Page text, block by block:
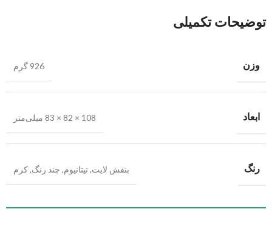
توضیحات تکمیلی
وزن 926 گرم
ابعاد 108 × 82 × 83 میلی‌متر
رنگ بنفش لایت,تیتانیوم, چند رنگ,کرم